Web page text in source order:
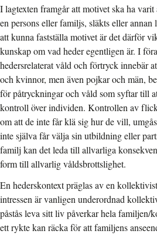
I lagtexten framgår att motivet ska ha varit
en persons eller familjs, släkts eller
att kunna fastställa motivet är det därför
kunskap om vad heder egentligen är. I
hedersrelaterat våld och förtryck innebär
och kvinnor, men även pojkar och män,
för påtryckningar och våld som syftar till
kontroll över individen. Kontrollen av
om att de inte får klä sig hur de vill,
inte själva får välja sin utbildning eller
familj kan det leda till allvarliga
form till allvarlig våldsbrottslighet.
En hederskontext präglas av en
intressen är vanligen underordnad
påstås leva sitt liv påverkar hela familjen/
ett rykte kan räcka för att familjens